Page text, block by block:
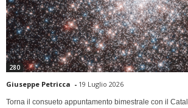
280
Giuseppe Petricca - 19 Luglio 2026
Torna il consueto appuntamento bimestrale con il